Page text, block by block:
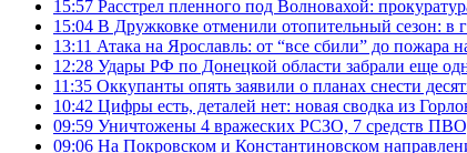
15:57 Расстрел пленного под Волновахой:
15:04 В Дружковке отменили отопительный сезон: в
13:11 Атака на Ярославль: от “все сбили” до пожара
12:28 Удары РФ по Донецкой области забрали еще
11:35 Оккупанты опять заявили о планах снести
10:42 Цифры есть, деталей нет: новая сводка из
09:59 Уничтожены 4 вражеских РСЗО, 7 средств
09:06 На Покровском и Константиновском